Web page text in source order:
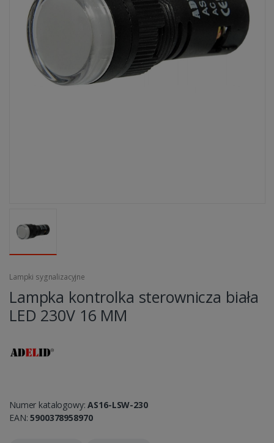
Lampki sygnalizacyjne
Lampka kontrolka sterownicza biała
LED 230V 16 MM
Numer katalogowy:AS16-LSW-230
EAN:5900378958970